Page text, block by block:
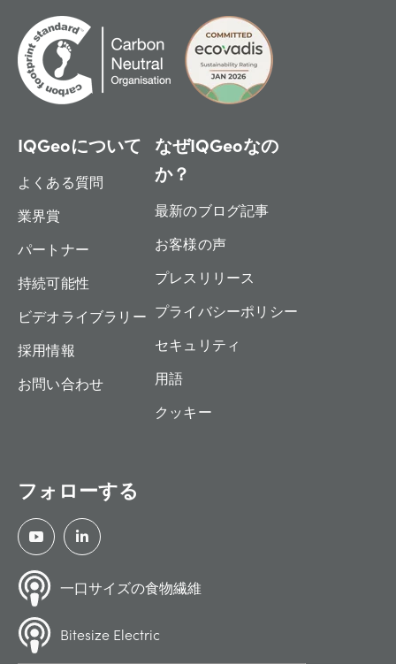
IQGeoについて
よくある質問
業界賞
パートナー
持続可能性
ビデオライブラリー
採用情報
お問い合わせ
なぜIQGeoなの
か？
最新のブログ記事
お客様の声
プレスリリース
プライバシーポリシー
セキュリティ
用語
クッキー
フォローする
一口サイズの食物繊維
Bitesize Electric